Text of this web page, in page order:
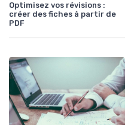
Optimisez vos révisions :
créer des fiches à partir de
PDF